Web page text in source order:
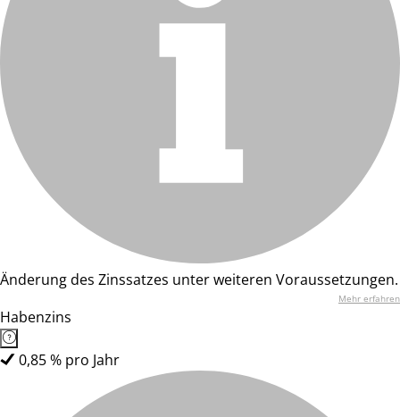
Änderung des Zinssatzes unter weiteren Voraussetzungen.
Mehr erfahren
Habenzins
0,85 % pro Jahr